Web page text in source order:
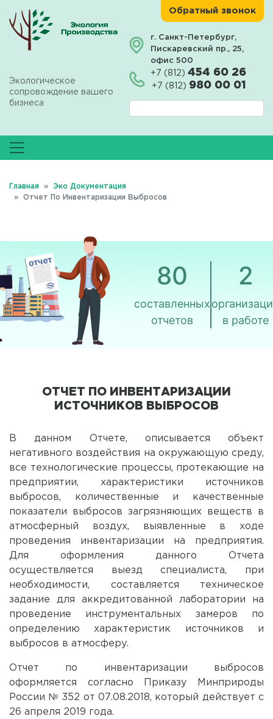
Перейти
основному
содержанию
Экологическое
сопровождение вашего
бизнеса
Обратный звонок
г. Санкт-Петербург,
Пискаревский пр., 25,
офис 500
+7 (812) 454 60 26
+7 (812) 980 00 01
Главная
Эко Документация
Отчет По Инвентаризации Выбросов
80
составленных
отчетов
2
в работе
ОТЧЕТ ПО ИНВЕНТАРИЗАЦИИ
ИСТОЧНИКОВ ВЫБРОСОВ
В данном Отчете, описывается объект
негативного воздействия на окружающую среду,
все технологические процессы, протекающие на
предприятии, характеристики источников
выбросов, количественные и качественные
показатели выбросов загрязняющих веществ в
атмосферный воздух, выявленные в ходе
проведения инвентаризации на предприятия.
Для оформления данного Отчета
осуществляется выезд специалиста, при
необходимости, составляется техническое
задание для аккредитованной лаборатории на
проведение инструментальных замеров по
определению характеристик источников и
выбросов в атмосферу.
Отчет по инвентаризации выбросов
оформляется согласно Приказу Минприроды
России № 352 от 07.08.2018, который действует с
26 апреля 2019 года.